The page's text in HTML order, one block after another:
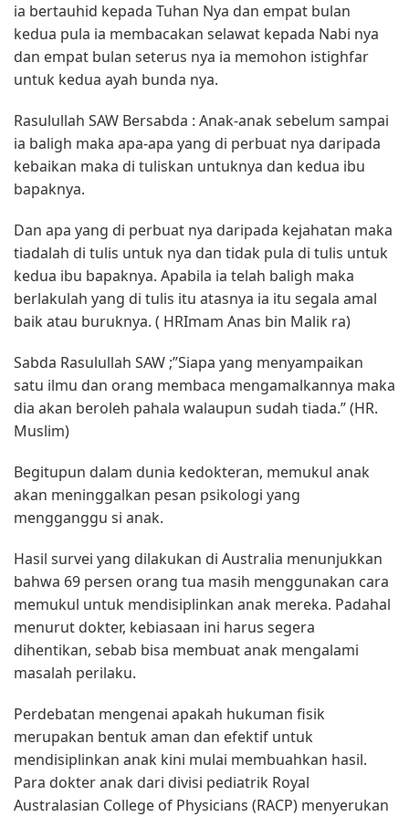
ia bertauhid kepada Tuhan Nya dan empat bulan
kedua pula ia membacakan selawat kepada Nabi nya
dan empat bulan seterus nya ia memohon istighfar
untuk kedua ayah bunda nya.
Rasulullah SAW Bersabda : Anak-anak sebelum sampai
ia baligh maka apa-apa yang di perbuat nya daripada
kebaikan maka di tuliskan untuknya dan kedua ibu
bapaknya.
Dan apa yang di perbuat nya daripada kejahatan maka
tiadalah di tulis untuk nya dan tidak pula di tulis untuk
kedua ibu bapaknya. Apabila ia telah baligh maka
berlakulah yang di tulis itu atasnya ia itu segala amal
baik atau buruknya. ( HRImam Anas bin Malik ra)
Sabda Rasulullah SAW ;”Siapa yang menyampaikan
satu ilmu dan orang membaca mengamalkannya maka
dia akan beroleh pahala walaupun sudah tiada.” (HR.
Muslim)
Begitupun dalam dunia kedokteran, memukul anak
akan meninggalkan pesan psikologi yang
mengganggu si anak.
Hasil survei yang dilakukan di Australia menunjukkan
bahwa 69 persen orang tua masih menggunakan cara
memukul untuk mendisiplinkan anak mereka. Padahal
menurut dokter, kebiasaan ini harus segera
dihentikan, sebab bisa membuat anak mengalami
masalah perilaku.
Perdebatan mengenai apakah hukuman fisik
merupakan bentuk aman dan efektif untuk
mendisiplinkan anak kini mulai membuahkan hasil.
Para dokter anak dari divisi pediatrik Royal
Australasian College of Physicians (RACP) menyerukan